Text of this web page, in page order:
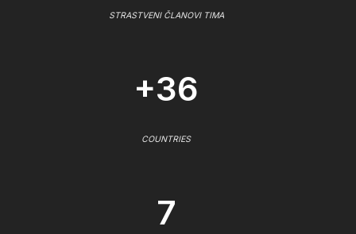
STRASTVENI ČLANOVI TIMA
+36
COUNTRIES
7